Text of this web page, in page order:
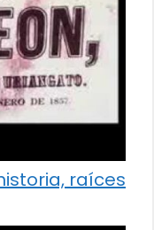
raíces